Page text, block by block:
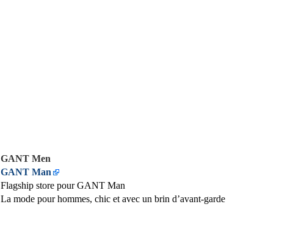
GANT Men
GANT Man
Flagship store pour GANT Man
La mode pour hommes, chic et avec un brin d’avant-garde